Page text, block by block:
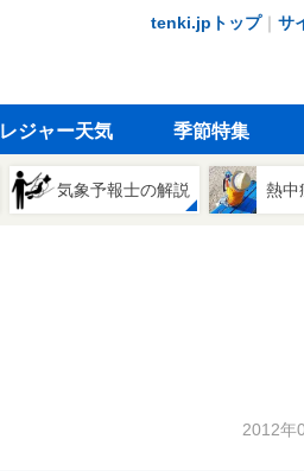
tenki.jpトップ｜ サ
レジャー天気 季節特集
気象予報士の解説 熱中
2012年